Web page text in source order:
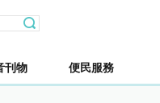
刊物 便民服務